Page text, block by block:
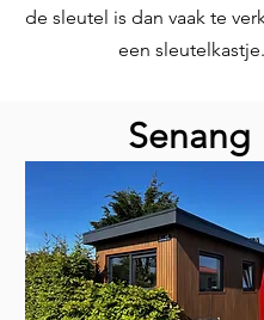
de sleutel is dan vaak te
een sleutelkastje.
Senang